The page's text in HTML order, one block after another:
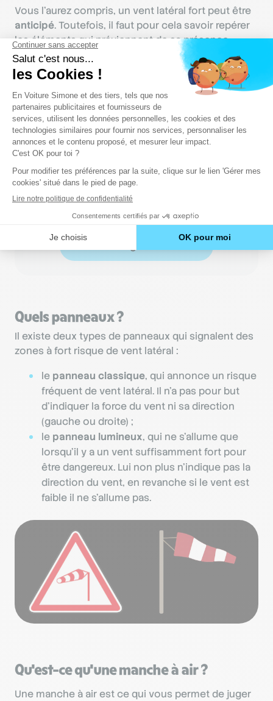
Vous l’aurez compris, un vent latéral fort peut être
anticipé. Toutefois, il faut pour cela savoir repérer
les éléments qui préviennent de sa présence.
Déjà 5 millions d'élèves
accompagnés
Quels panneaux ?
Il existe deux types de panneaux qui signalent des
zones à fort risque de vent latéral :
le panneau classique, qui annonce un risque
fréquent de vent latéral. Il n’a pas pour but
d’indiquer la force du vent ni sa direction
(gauche ou droite) ;
le panneau lumineux, qui ne s’allume que
lorsqu’il y a un vent suffisamment fort pour
être dangereux. Lui non plus n’indique pas la
direction du vent, en revanche si le vent est
faible il ne s’allume pas.
Qu'est-ce qu'une manche à air ?
Une manche à air est ce qui vous permet de juger